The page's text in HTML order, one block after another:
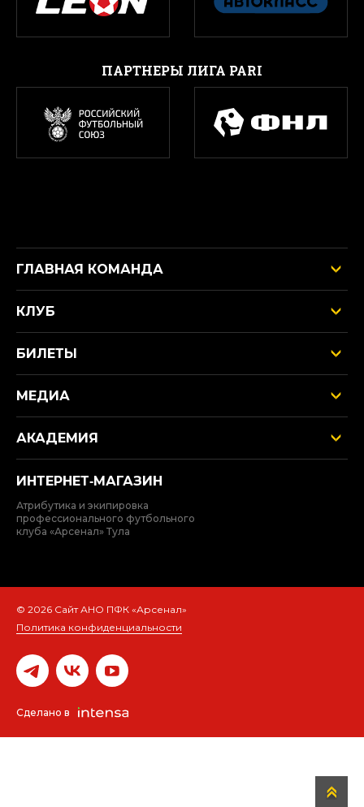
ПАРТНЕРЫ ЛИГА PARI
ГЛАВНАЯ КОМАНДА
КЛУБ
БИЛЕТЫ
МЕДИА
АКАДЕМИЯ
ИНТЕРНЕТ‑МАГАЗИН
Атрибутика и экипировка
профессионального футбольного
клуба «Арсенал» Тула
© 2026 Сайт АНО ПФК «Арсенал»
Политика конфиденциальности
Сделано в